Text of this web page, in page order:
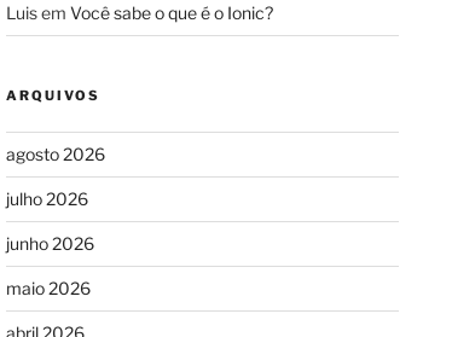
Luisem Você sabe o que é o Ionic?
ARQUIVOS
agosto 2026
julho 2026
junho 2026
maio 2026